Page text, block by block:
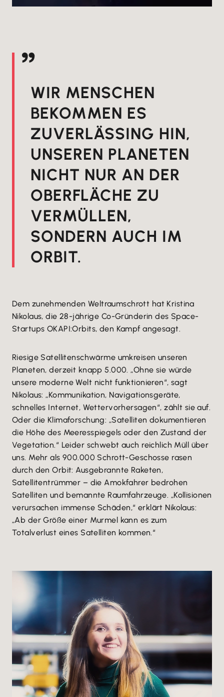
WIR MENSCHEN
BEKOMMEN ES
ZUVERLÄSSING HIN,
UNSEREN PLANETEN
NICHT NUR AN DER
OBERFLÄCHE ZU
VERMÜLLEN,
SONDERN AUCH IM
ORBIT.
Dem zunehmenden Weltraumschrott hat Kristina
Nikolaus, die 28-jährige Co-Gründerin des Space-
Startups OKAPI:Orbits, den Kampf angesagt.
Riesige Satellitenschwärme umkreisen unseren
Planeten, derzeit knapp 5.000. „Ohne sie würde
unsere moderne Welt nicht funktionieren“, sagt
Nikolaus: „Kommunikation, Navigationsgeräte,
schnelles Internet, Wettervorhersagen“, zählt sie auf.
Oder die Klimaforschung: „Satelliten dokumentieren
die Höhe des Meeresspiegels oder den Zustand der
Vegetation.“ Leider schwebt auch reichlich Müll über
uns. Mehr als 900.000 Schrott-Geschosse rasen
durch den Orbit: Ausgebrannte Raketen,
Satellitentrümmer – die Amokfahrer bedrohen
Satelliten und bemannte Raumfahrzeuge. „Kollisionen
verursachen immense Schäden,“ erklärt Nikolaus:
„Ab der Größe einer Murmel kann es zum
Totalverlust eines Satelliten kommen.“